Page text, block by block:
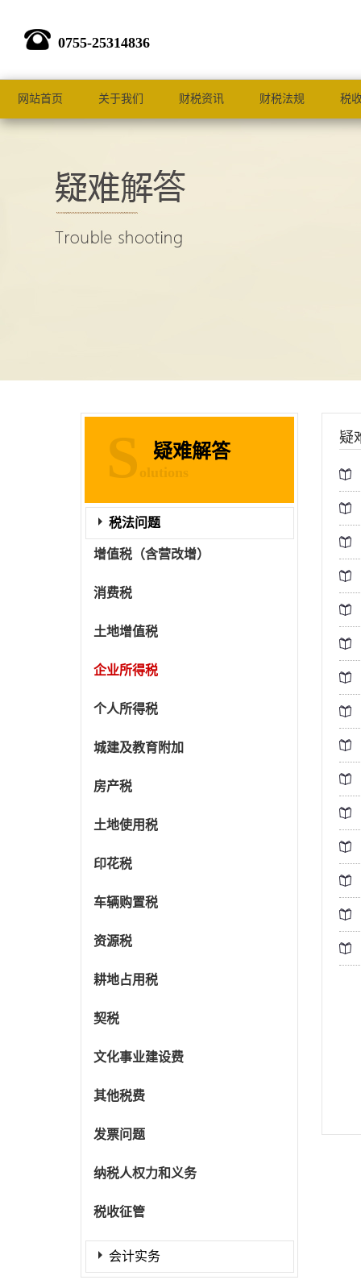
0755-25314836
网站首页 关于我们 财税资讯 财税法规 税
疑难解答
S olutions
税法问题
增值税（含营改增）
消费税
土地增值税
企业所得税
个人所得税
城建及教育附加
房产税
土地使用税
印花税
车辆购置税
资源税
耕地占用税
契税
文化事业建设费
其他税费
发票问题
纳税人权力和义务
税收征管
会计实务
疑